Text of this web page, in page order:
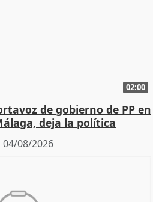
02:00
de gobierno de PP en
deja la política
04/08/2026